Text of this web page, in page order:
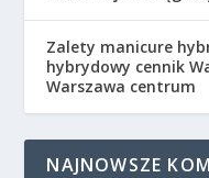
Zalety manicure
hybrydowy cennik
Warszawa centrum
NAJNOWSZE